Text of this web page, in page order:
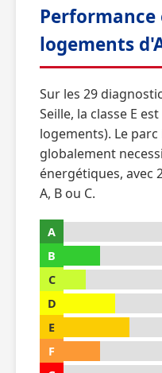
logements
Sur les 29
Seille, la classe E
logements). Le
globalement
énergétiques, avec
A, B ou C.
A
B
C
D
E
F